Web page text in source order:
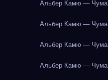
Альбер Камю — Чума
Альбер Камю — Чума
Альбер Камю — Чума
Альбер Камю — Чума